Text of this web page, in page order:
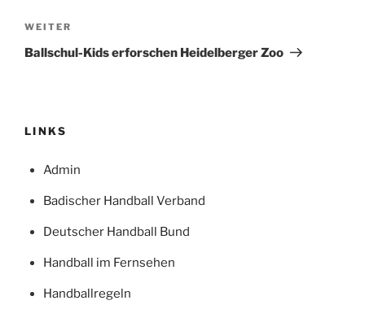
Nächster
Beitrag
WEITER
Ballschul-Kids erforschen Heidelberger Zoo
LINKS
Admin
Badischer Handball Verband
Deutscher Handball Bund
Handball im Fernsehen
Handballregeln